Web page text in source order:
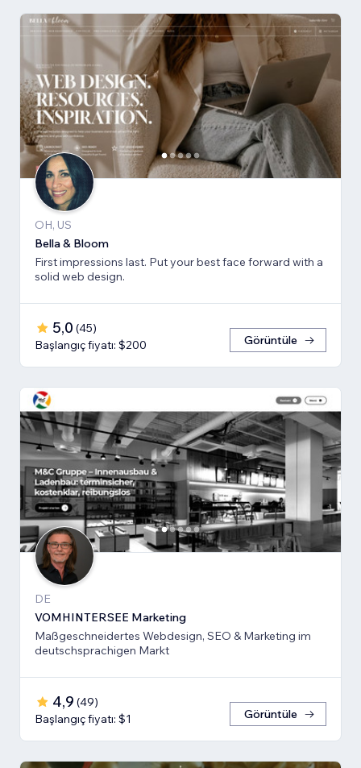
OH, US
Bella & Bloom
First impressions last. Put your best face forward with a
solid web design.
5,0 (45)
Başlangıç fiyatı: $200
Görüntüle
DE
VOMHINTERSEE Marketing
Maßgeschneidertes Webdesign, SEO & Marketing im
deutschsprachigen Markt
4,9 (49)
Başlangıç fiyatı: $1
Görüntüle